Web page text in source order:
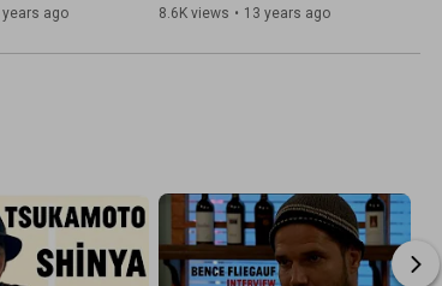
years ago
8.6K views • 13 years ago